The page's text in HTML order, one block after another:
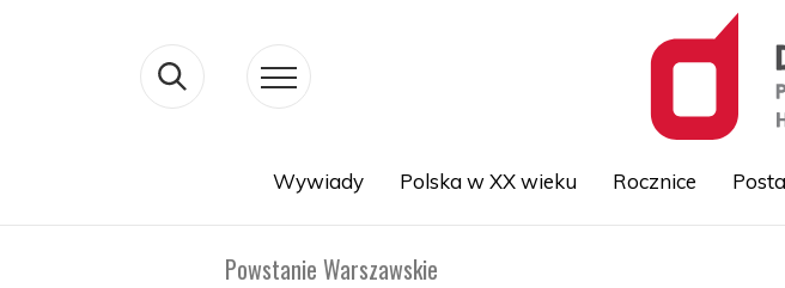
Wywiady Polska w XX wieku Rocznice
Powstanie Warszawskie